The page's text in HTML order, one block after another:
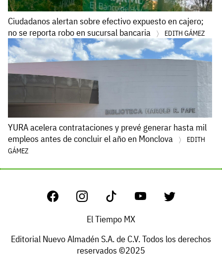
Ciudadanos alertan sobre efectivo expuesto en cajero;
no se reporta robo en sucursal bancaria
EDITH GÁMEZ
YURA acelera contrataciones y prevé generar hasta mil
empleos antes de concluir el año en Monclova
EDITH
GÁMEZ
El Tiempo MX
Editorial Nuevo Almadén S.A. de C.V. Todos los derechos
reservados ©2025